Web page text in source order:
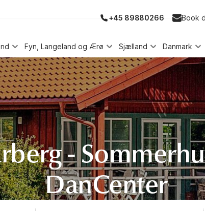
+45 89880266 Book
Fyn, Langeland og Ærø Sjælland Danmark
-
DanCenter